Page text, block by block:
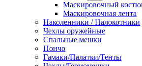
Маскировочный
Маскировочная лента
Наколенники / Налокотники
Чехлы оружейные
Спальные мешки
Пончо
Гамаки/Палатки/Тенты